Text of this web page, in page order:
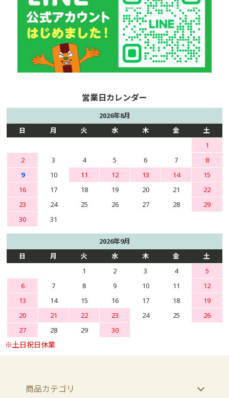
2026年8月
日
月 火 水 木 金
土
1
2
3 4 5 6 7
8
9
10 11 12 13 14
15
16
17 18 19 20 21
22
23
24 25 26 27 28
29
30
31
2026年9月
日
月 火 水 木 金
土
1
2 3 4
5
6
7 8 9 10 11
12
13
14 15 16 17 18
19
20
21 22 23 24 25
26
27
28 29 30
商品カテゴリ